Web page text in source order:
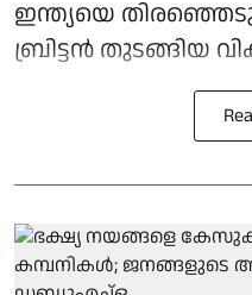
ഇന്ത്യയെ
ബ്രിട്ടൻ തുടങ്ങിയ